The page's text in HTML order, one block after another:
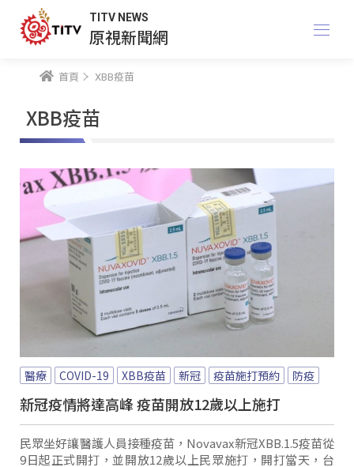
TITV NEWS
原視新聞網
首頁 XBB疫苗
XBB疫苗
醫療 COVID-19 XBB疫苗 新冠 疫苗施打預約 防疫
新冠疫情將達高峰 疫苗開放12歲以上施打
民眾坐好讓醫護人員接種疫苗，Novavax新冠XBB.1.5疫苗從
9日起正式開打，並開放12歲以上民眾施打，開打當天，台